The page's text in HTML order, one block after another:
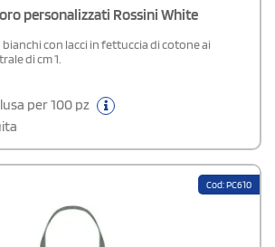
personalizzati Rossini White
con lacci in fettuccia di cotone ai
di cm 1.
per 100 pz
Cod: PC610